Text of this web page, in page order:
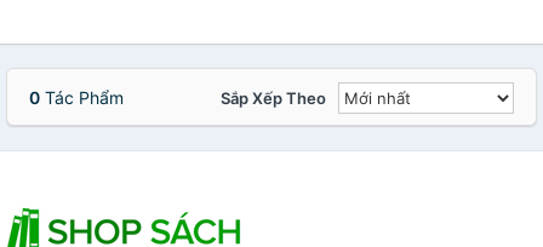
0 Tác Phẩm Sắp Xếp Theo